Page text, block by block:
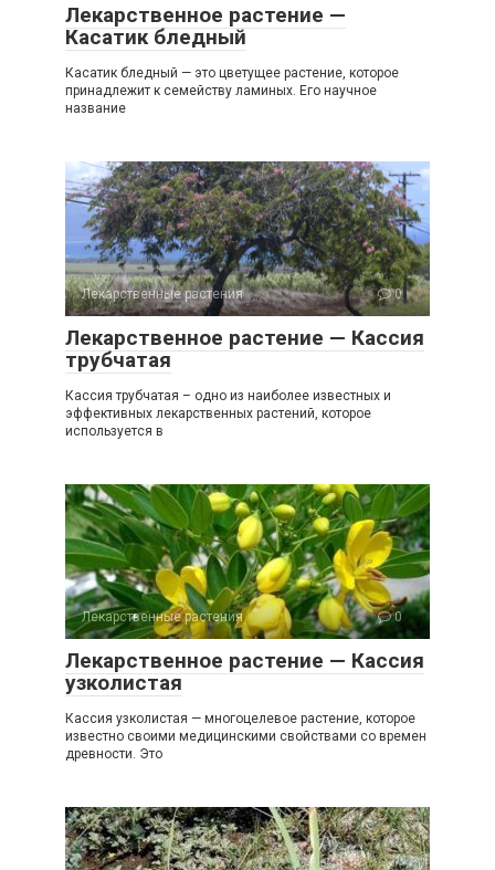
Лекарственное растение —
Касатик бледный
Касатик бледный — это цветущее растение, которое
принадлежит к семейству ламиных. Его научное
название
Лекарственные растения 0
Лекарственное растение — Кассия
трубчатая
Кассия трубчатая – одно из наиболее известных и
эффективных лекарственных растений, которое
используется в
Лекарственные растения 0
Лекарственное растение — Кассия
узколистая
Кассия узколистая — многоцелевое растение, которое
известно своими медицинскими свойствами со времен
древности. Это